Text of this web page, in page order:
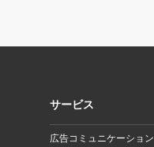
サービス
広告コミュニケーション